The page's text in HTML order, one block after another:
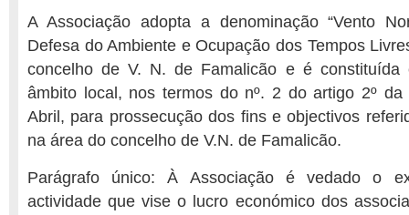
A Associação adopta a denominação “Vento
Defesa do Ambiente e Ocupação dos Tempos
concelho de V. N. de Famalicão e é constituída
âmbito local, nos termos do nº. 2 do artigo 2º
Abril, para prossecução dos fins e objectivos
na área do concelho de V.N. de Famalicão.
Parágrafo único: À Associação é vedado o
actividade que vise o lucro económico dos